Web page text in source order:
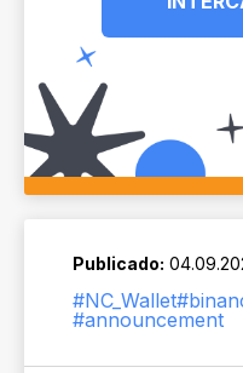
Publicado:
#NC_Wallet
#announcement